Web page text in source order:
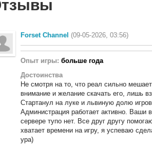
Forset Channel (09-05-2026, 03:56)
Опыт игры: больше года
Достоинства
Не смотря на то, что реал сильно
внимание и желание скачать его, лишь
Стартанул на луке и львиную долю
Администрация работает активно. Ваши
сервере тупо нет. Все друг другу
хватает времени на игру, я успеваю
ура)